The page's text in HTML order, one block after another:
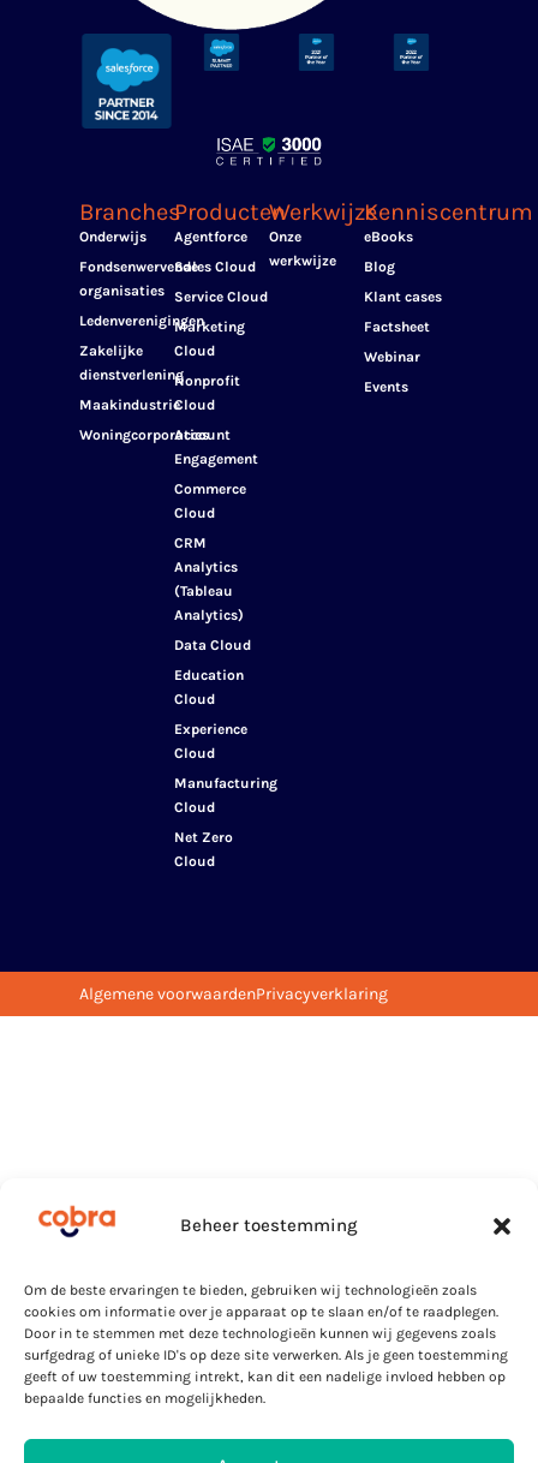
Beheer toestemming
Om de beste ervaringen te bieden, gebruiken wij technologieën zoals
cookies om informatie over je apparaat op te slaan en/of te raadplegen.
Door in te stemmen met deze technologieën kunnen wij gegevens zoals
surfgedrag of unieke ID's op deze site verwerken. Als je geen toestemming
geeft of uw toestemming intrekt, kan dit een nadelige invloed hebben op
bepaalde functies en mogelijkheden.
Branches
Onderwijs
Fondsenwervende
organisaties
Ledenverenigingen
Zakelijke
dienstverlening
Maakindustrie
Woningcorporaties
Producten
Agentforce
Sales Cloud
Service Cloud
Marketing
Cloud
Nonprofit
Cloud
Account
Engagement
Commerce
Cloud
CRM
Analytics
(Tableau
Analytics)
Data Cloud
Education
Cloud
Experience
Cloud
Manufacturing
Cloud
Net Zero
Cloud
Werkwijze
Onze
werkwijze
Kenniscentrum
eBooks
Blog
Klant cases
Factsheet
Webinar
Events
Algemene voorwaardenPrivacyverklaring